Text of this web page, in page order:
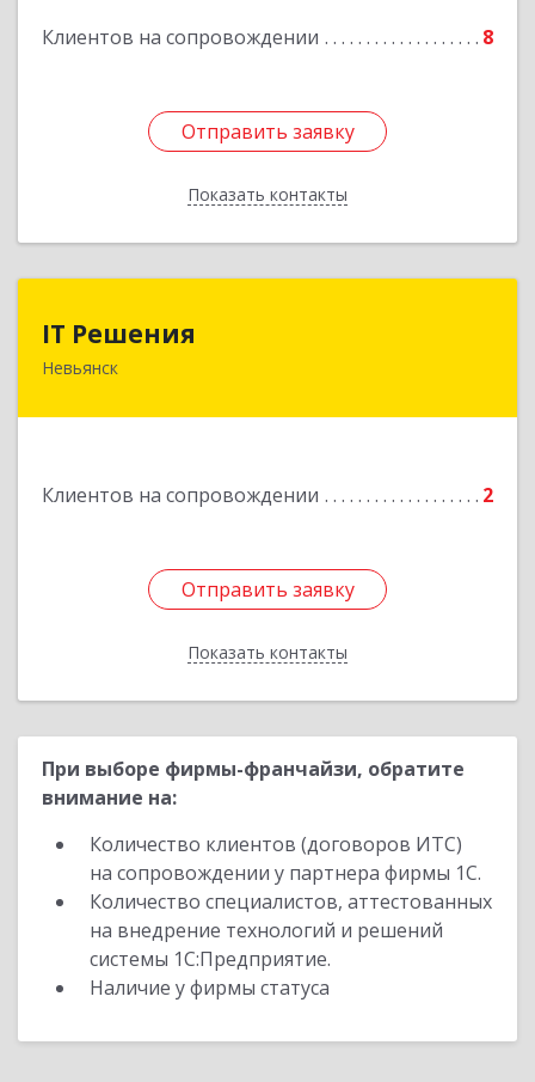
Клиентов на сопровождении 8
Отправить заявку
Показать контакты
Подробнее
Отправить заявку
Назад
IT Решения
Невьянск
Клиентов на сопровождении 2
Отправить заявку
Показать контакты
Отправить заявку
Назад
При выборе фирмы-франчайзи, обратите
внимание на:
Количество клиентов (договоров ИТС)
на сопровождении у партнера фирмы 1С.
Количество специалистов, аттестованных
на внедрение технологий и решений
системы 1С:Предприятие.
Наличие у фирмы статуса